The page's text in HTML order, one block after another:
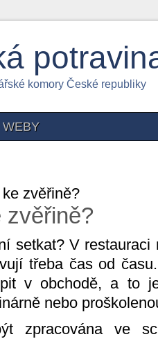
komory České republiky
WEBY
zvěřině?
zvěřině?
setkat? V restauraci
třeba čas od
v obchodě, a to
nebo
zpracována ve